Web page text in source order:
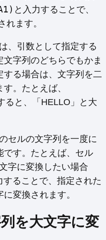
と入力することで、
れます。
、引数として指定する
字列のどちらでもかま
る場合は、文字列を二
。たとえば、
ると、「HELLO」と大
セルの文字列を一度に
です。たとえば、セル
字に変換したい場合
することで、指定された
変換されます。
を大文字に変